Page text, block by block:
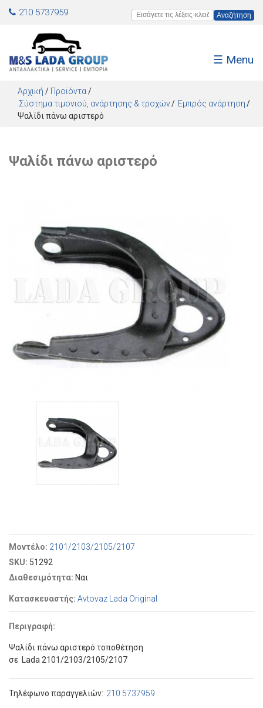
Jump to navigation
210 5737959 Εισάγετε τις λέξεις-κλειδιά
☰ Menu
Αρχική / Προϊόντα /
Σύστημα τιμονιού, ανάρτησης & τροχών
Εμπρός ανάρτηση
Ψαλίδι πάνω αριστερό
Ψαλίδι πάνω αριστερό
Μοντέλο: 2101/2103/2105/2107
SKU: 51292
Διαθεσιμότητα: Ναι
Κατασκευαστής: Avtovaz Lada Original
Περιγραφή:
Ψαλίδι πάνω αριστερό τοποθέτηση
σε Lada 2101/2103/2105/2107
Τηλέφωνο παραγγελιών: 210 5737959